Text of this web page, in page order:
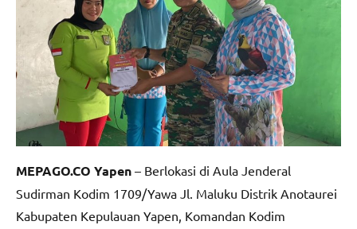
MEPAGO.CO Yapen – Berlokasi di Aula Jenderal
Sudirman Kodim 1709/Yawa Jl. Maluku Distrik Anotaurei
Kabupaten Kepulauan Yapen, Komandan Kodim